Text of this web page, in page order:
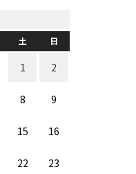
土 日
1 2
8 9
15 16
22 23